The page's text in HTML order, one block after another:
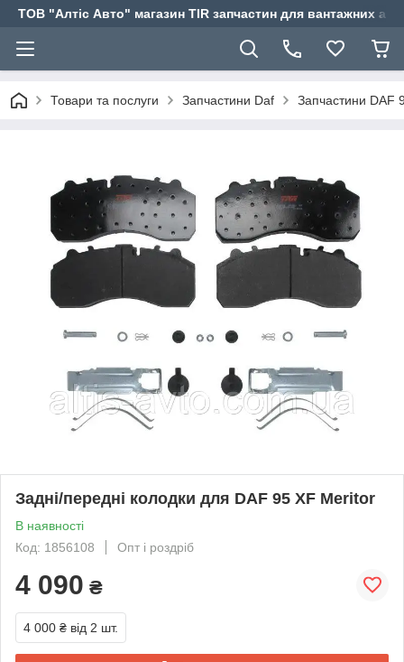
ТОВ "Алтіс Авто" магазин TIR запчастин для вантажних
Товари та послуги Запчастини Daf Запчастини DAF
Задні/передні колодки для DAF 95 XF Meritor
В наявності
Код: 1856108
Опт і роздріб
4 090 ₴
4 000 ₴ від 2 шт.